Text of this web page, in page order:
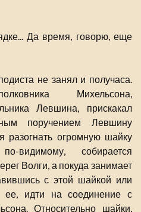
Да время, говорю, еще
не занял и получаса.
Михельсона,
Левшина, прискакал
поручением Левшину
разогнать огромную шайку
видимому, собирается
Волги, а покуда занимает
с этой шайкой или
ее, идти на соединение с
Относительно шайки,